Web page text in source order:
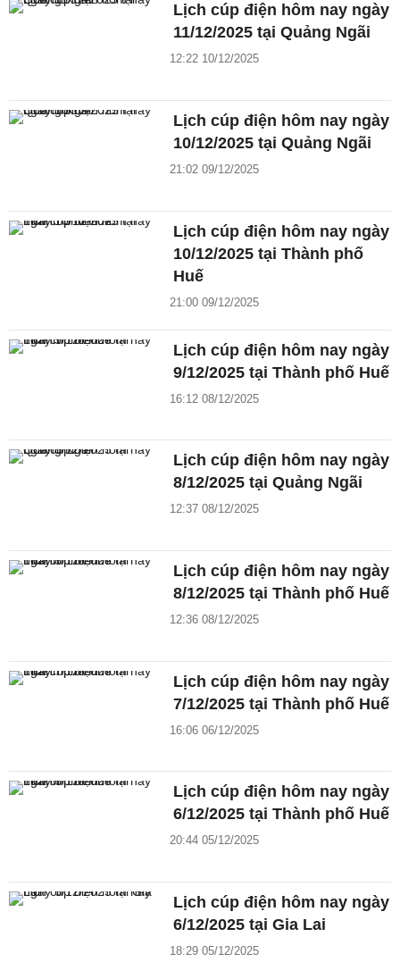
Lịch cúp điện hôm nay ngày
11/12/2025 tại Quảng Ngãi
12:22 10/12/2025
Lịch cúp điện hôm nay ngày
10/12/2025 tại Quảng Ngãi
21:02 09/12/2025
Lịch cúp điện hôm nay ngày
10/12/2025 tại Thành phố
Huế
21:00 09/12/2025
Lịch cúp điện hôm nay ngày
9/12/2025 tại Thành phố Huế
16:12 08/12/2025
Lịch cúp điện hôm nay ngày
8/12/2025 tại Quảng Ngãi
12:37 08/12/2025
Lịch cúp điện hôm nay ngày
8/12/2025 tại Thành phố Huế
12:36 08/12/2025
Lịch cúp điện hôm nay ngày
7/12/2025 tại Thành phố Huế
16:06 06/12/2025
Lịch cúp điện hôm nay ngày
6/12/2025 tại Thành phố Huế
20:44 05/12/2025
Lịch cúp điện hôm nay ngày
6/12/2025 tại Gia Lai
18:29 05/12/2025